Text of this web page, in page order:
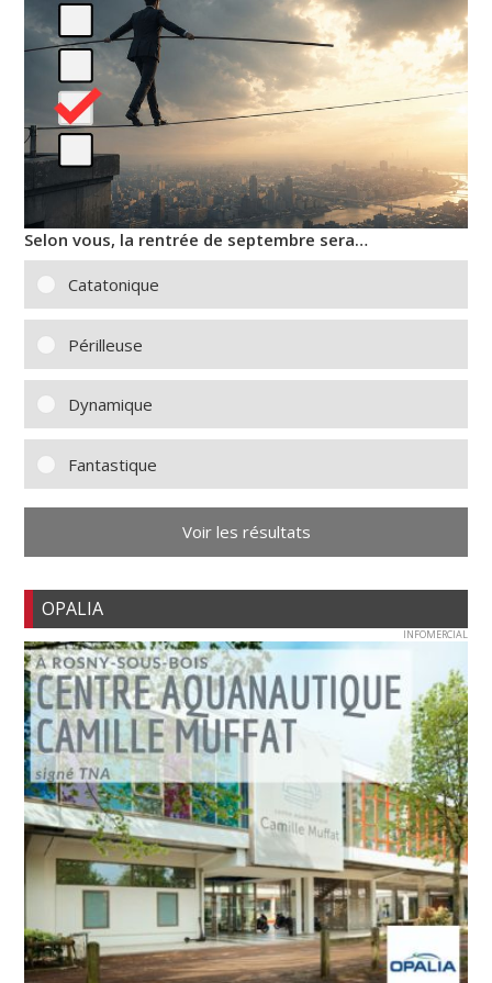
Selon vous, la rentrée de septembre sera…
Catatonique
Périlleuse
Dynamique
Fantastique
Voir les résultats
OPALIA
INFOMERCIAL